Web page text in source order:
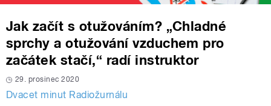
Jak začít s otužováním? „Chladné
sprchy a otužování vzduchem pro
začátek stačí,“ radí instruktor
29. prosinec 2020
Dvacet minut Radiožurnálu